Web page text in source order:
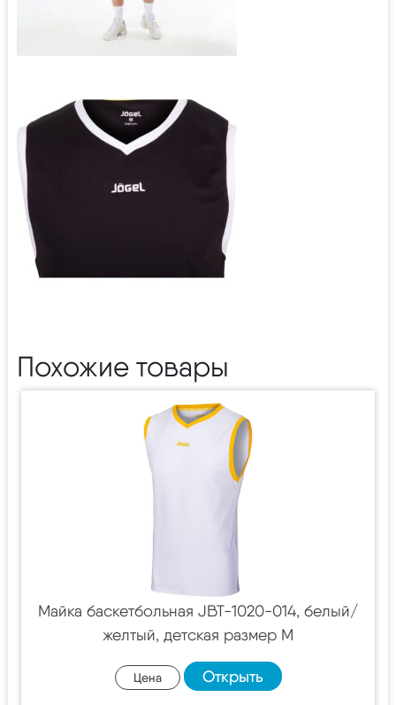
Похожие товары
Майка баскетбольная JBT-1020-014, белый/
желтый, детская размер M
Цена Открыть